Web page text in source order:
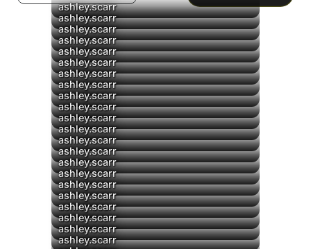
ashley.scarr
▶
ashley.scarr
▶
ashley.scarr
▶
ashley.scarr
▶
ashley.scarr
▶
ashley.scarr
ashley.scarr
ashley.scarr
ashley.scarr
ashley.scarr
▶
ashley.scarr
ashley.scarr
ashley.scarr
ashley.scarr
ashley.scarr
▶
ashley.scarr
ashley.scarr
ashley.scarr
ashley.scarr
ashley.scarr
ashley.scarr
ashley.scarr